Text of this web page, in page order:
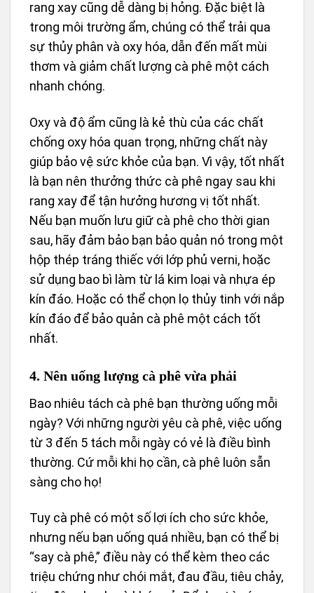
rang xay cũng dễ dàng bị hỏng. Đặc biệt là
trong môi trường ẩm, chúng có thể trải qua
sự thủy phân và oxy hóa, dẫn đến mất mùi
thơm và giảm chất lượng cà phê một cách
nhanh chóng.
Oxy và độ ẩm cũng là kẻ thù của các chất
chống oxy hóa quan trọng, những chất này
giúp bảo vệ sức khỏe của bạn. Vì vậy, tốt nhất
là bạn nên thưởng thức cà phê ngay sau khi
rang xay để tận hưởng hương vị tốt nhất.
Nếu bạn muốn lưu giữ cà phê cho thời gian
sau, hãy đảm bảo bạn bảo quản nó trong một
hộp thép tráng thiếc với lớp phủ verni, hoặc
sử dụng bao bì làm từ lá kim loại và nhựa ép
kín đáo. Hoặc có thể chọn lọ thủy tinh với nắp
kín đáo để bảo quản cà phê một cách tốt
nhất.
4. Nên uống lượng cà phê vừa phải
Bao nhiêu tách cà phê bạn thường uống mỗi
ngày? Với những người yêu cà phê, việc uống
từ 3 đến 5 tách mỗi ngày có vẻ là điều bình
thường. Cứ mỗi khi họ cần, cà phê luôn sẵn
sàng cho họ!
Tuy cà phê có một số lợi ích cho sức khỏe,
nhưng nếu bạn uống quá nhiều, bạn có thể bị
“say cà phê,” điều này có thể kèm theo các
triệu chứng như chói mắt, đau đầu, tiêu chảy,